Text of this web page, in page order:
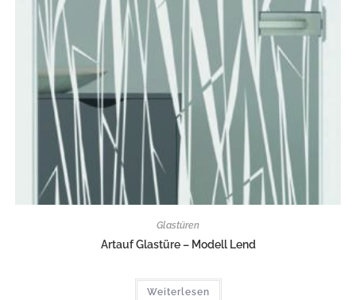
Glastüren
Artauf Glastüre – Modell Lend
Weiterlesen